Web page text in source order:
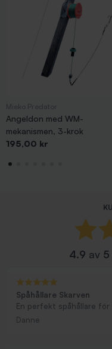
Angeldon med WM-
mekanismen, 3-krok
Pris
195,00 kr
4.9 av 5
Spåhållare Skarven
En perfekt spåhållare för
Danne